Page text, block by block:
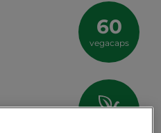
60
vegacaps